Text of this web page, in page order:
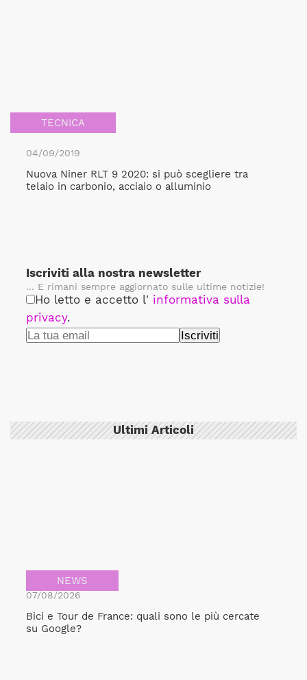
TECNICA
04/09/2019
Nuova Niner RLT 9 2020: si può scegliere tra
telaio in carbonio, acciaio o alluminio
Iscriviti alla nostra newsletter
... E rimani sempre aggiornato sulle ultime notizie!
Ho letto e accetto l' informativa sulla
privacy.
Ultimi Articoli
NEWS
07/08/2026
Bici e Tour de France: quali sono le più cercate
su Google?